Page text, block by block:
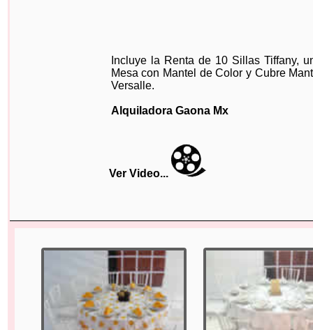
Incluye la Renta de 10 Sillas Tiffany,
Mesa con Mantel de Color y Cubre
Versalle.
Alquiladora Gaona Mx
Ver Video...